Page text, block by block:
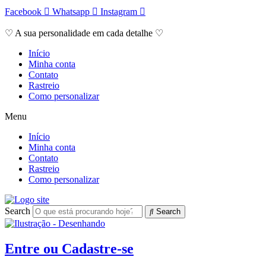
Ir
o
Facebook Whatsapp Instagram
♡ A sua personalidade em cada detalhe ♡
Início
Minha conta
Contato
Rastreio
Como personalizar
Menu
Início
Minha conta
Contato
Rastreio
Como personalizar
Search Search
Entre ou Cadastre-se